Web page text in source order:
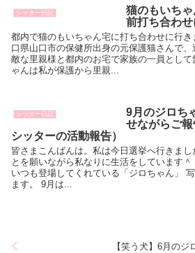
シッター日記
猫のもいち
前打ち合わせ
都内で猫のもいちゃん宅に打ち合わせに行
口県山口市の保健所出身の元保護猫さんで
敵な里親様と都内のお宅で家族の一員とし
ゃんは私が保護から里親...
シッター日記
9月のジロち
せながらご
シッターの活動報告）
皆さまこんばんは。私は今日選挙へ行きま
とを願いながら私なりに生活をしています＾
いつも登場してくれている「ジロちゃん」
ます。 9月は...
【笑う犬】6月のジ